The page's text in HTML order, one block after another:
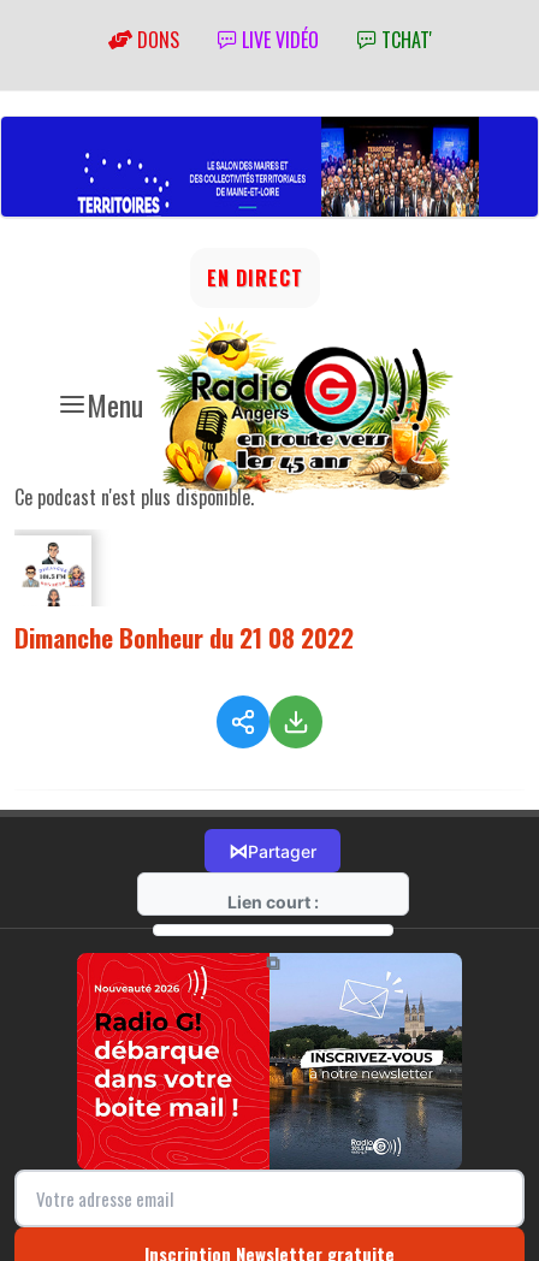
DONS LIVE VIDÉO TCHAT'
Menu
EN DIRECT
Ce podcast n'est plus disponible.
Dimanche Bonheur du 21 08 2022
⋈Partager
Lien court :
https://radio-g.fr?9273
⧉
Inscription Newsletter gratuite